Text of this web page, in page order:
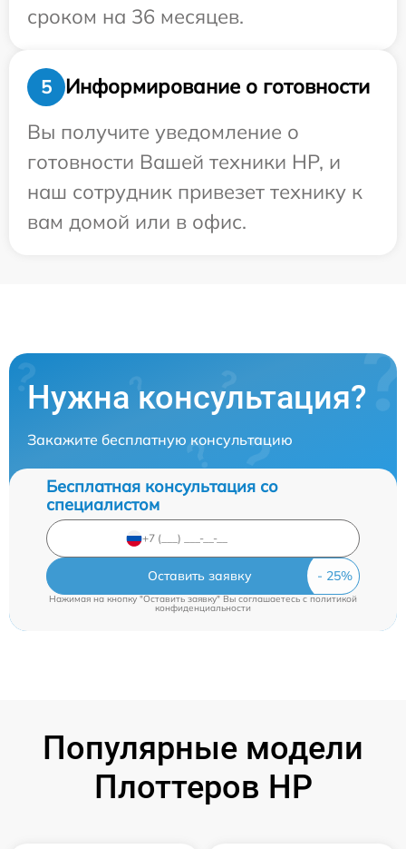
сроком на 36 месяцев.
5
Информирование о готовности
Вы получите уведомление о
готовности Вашей техники HP, и
наш сотрудник привезет технику к
вам домой или в офис.
Нужна консультация?
Закажите бесплатную консультацию
Бесплатная консультация со
специалистом
Оставить заявку
Нажимая на кнопку "Оставить заявку" Вы соглашаетесь cполитикой
конфиденциальности
Популярные модели
Плоттеров HP